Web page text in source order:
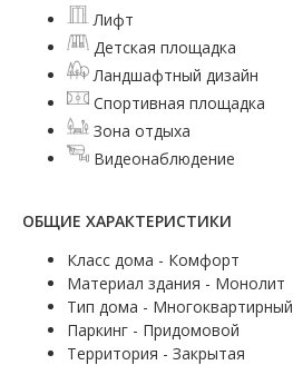
Лифт
Детская площадка
Ландшафтный дизайн
Спортивная площадка
Зона отдыха
Видеонаблюдение
ОБЩИЕ ХАРАКТЕРИСТИКИ
Класс дома - Комфорт
Материал здания - Монолит
Тип дома - Многоквартирный
Паркинг - Придомовой
Территория - Закрытая